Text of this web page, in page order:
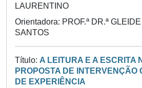
LAURENTINO
Orientadora: PROF.ª DR.ª
SANTOS
Título: A LEITURA E A ESCRITA
PROPOSTA DE INTERVENÇÃO
DE EXPERIÊNCIA